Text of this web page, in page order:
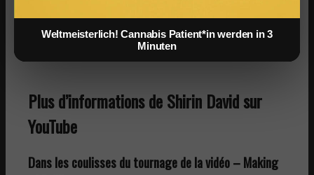
Instagram :Shirin David
YouTube :Shirin David
Shirin David
Plus d’informations de Shirin David sur
YouTube
Dans les coulisses du tournage de la vidéo – Making
Weltmeisterlich! Cannabis Patient*in werden in 3
Minuten